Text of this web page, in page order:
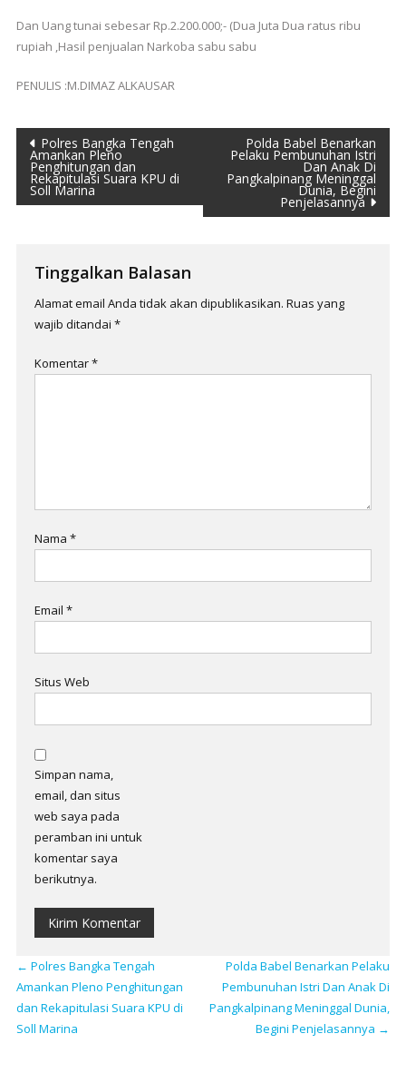
Dan Uang tunai sebesar Rp.2.200.000;- (Dua Juta Dua ratus ribu
rupiah ,Hasil penjualan Narkoba sabu sabu
PENULIS :M.DIMAZ ALKAUSAR
Navigasi
pos
Polres Bangka Tengah
Amankan Pleno
Penghitungan dan
Rekapitulasi Suara KPU di
Soll Marina
Polda Babel Benarkan
Pelaku Pembunuhan Istri
Dan Anak Di
Pangkalpinang Meninggal
Dunia, Begini
Penjelasannya
Tinggalkan Balasan
Alamat email Anda tidak akan dipublikasikan. Ruas yang
wajib ditandai *
Komentar*
Nama *
Email *
Situs Web
Simpan nama,
email, dan situs
web saya pada
peramban ini untuk
komentar saya
berikutnya.
← Polres Bangka Tengah
Amankan Pleno Penghitungan
dan Rekapitulasi Suara KPU di
Soll Marina
Polda Babel Benarkan Pelaku
Pembunuhan Istri Dan Anak Di
Pangkalpinang Meninggal Dunia,
Begini Penjelasannya →